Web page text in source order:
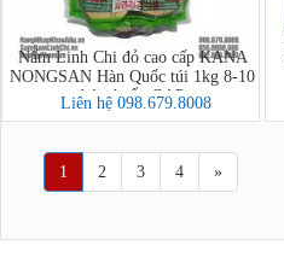
Nấm Linh Chi đỏ cao cấp KANA
NONGSAN Hàn Quốc túi 1kg 8-10
bát chuẩn GAP
Liên hệ 098.679.8008
1 2 3 4 »